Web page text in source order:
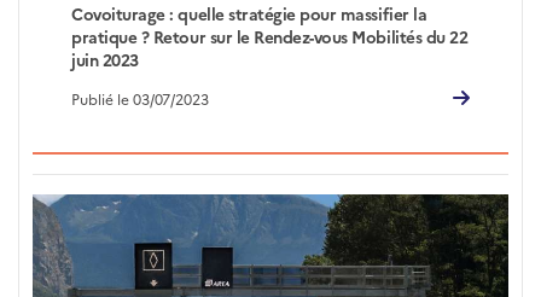
Covoiturage : quelle stratégie pour massifier la
pratique ? Retour sur le Rendez-vous Mobilités du 22
juin 2023
Publié le 03/07/2023